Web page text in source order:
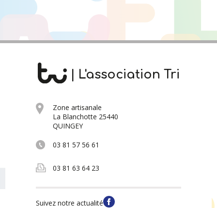
| L'association Tri
Zone artisanale
La Blanchotte 25440
QUINGEY
03 81 57 56 61
03 81 63 64 23
Suivez notre actualité